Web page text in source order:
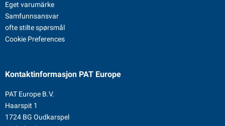
Eget varumärke
Samfunnsansvar
ofte stilte spørsmål
Cookie Preferences
Kontaktinformasjon PAT Europe
PAT Europe B.V.
Haarspit 1
1724 BG Oudkarspel